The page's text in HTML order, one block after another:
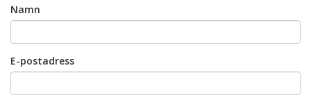
Namn
E-postadress